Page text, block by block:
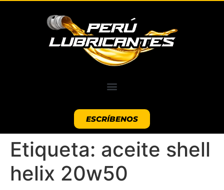
ESCRÍBENOS
Etiqueta: aceite shell
helix 20w50